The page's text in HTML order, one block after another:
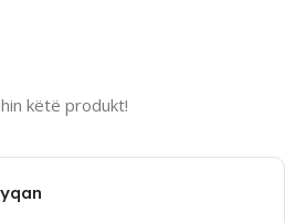
këtë produkt!